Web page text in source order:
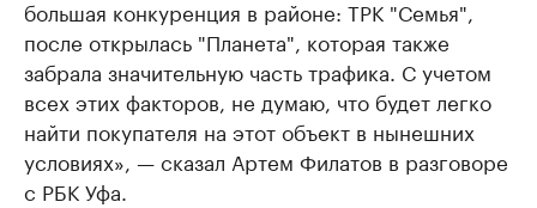
большая конкуренция в районе: ТРК "Семья",
после открылась "Планета", которая также
забрала значительную часть трафика. С учетом
всех этих факторов, не думаю, что будет легко
найти покупателя на этот объект в нынешних
условиях», — сказал Артем Филатов в разговоре
с РБК Уфа.